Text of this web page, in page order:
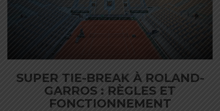
SUPER TIE-BREAK À ROLAND-
GARROS : RÈGLES ET
FONCTIONNEMENT